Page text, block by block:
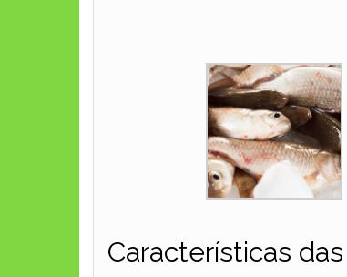
Características